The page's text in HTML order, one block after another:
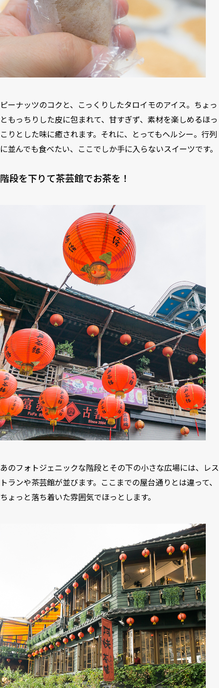
ピーナッツのコクと、こっくりしたタロイモのアイス。ちょっ
ともっちりした皮に包まれて、甘すぎず、素材を楽しめるほっ
こりとした味に癒されます。それに、とってもヘルシー。行列
に並んでも食べたい、ここでしか手に入らないスイーツです。
階段を下りて茶芸館でお茶を！
あのフォトジェニックな階段とその下の小さな広場には、レス
トランや茶芸館が並びます。ここまでの屋台通りとは違って、
ちょっと落ち着いた雰囲気でほっとします。